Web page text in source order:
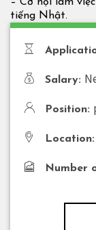
tiếng Nhật.
Salary:
Position:
Location:
Number